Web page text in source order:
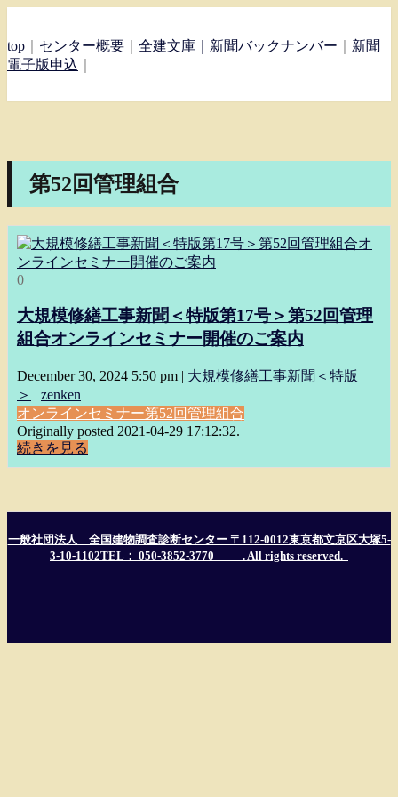
top センター概要 全建文庫｜ 新聞バックナンバー
新聞
電子版申込
第52回管理組合
0
大規模修繕工事新聞＜特版第17号＞第52回管理
組合オンラインセミナー開催のご案内
December 30, 2024 5:50 pm | 大規模修繕工事新聞＜特版
＞ | zenken
オンラインセミナー第52回管理組合
Originally posted 2021-04-29 17:12:32.
続きを見る
一般社団法人 全国建物調査診断センター 〒112-0012東京都文京区大塚5-
3-10-1102TEL： 050-3852-3770
. All rights reserved.